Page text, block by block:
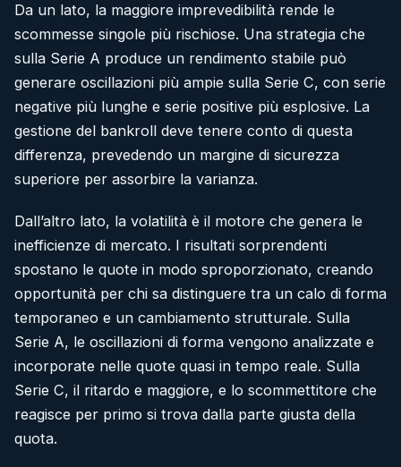
Da un lato, la maggiore imprevedibilità rende le
scommesse singole più rischiose. Una strategia che
sulla Serie A produce un rendimento stabile può
generare oscillazioni più ampie sulla Serie C, con serie
negative più lunghe e serie positive più esplosive. La
gestione del bankroll deve tenere conto di questa
differenza, prevedendo un margine di sicurezza
superiore per assorbire la varianza.
Dall’altro lato, la volatilità è il motore che genera le
inefficienze di mercato. I risultati sorprendenti
spostano le quote in modo sproporzionato, creando
opportunità per chi sa distinguere tra un calo di forma
temporaneo e un cambiamento strutturale. Sulla
Serie A, le oscillazioni di forma vengono analizzate e
incorporate nelle quote quasi in tempo reale. Sulla
Serie C, il ritardo e maggiore, e lo scommettitore che
reagisce per primo si trova dalla parte giusta della
quota.